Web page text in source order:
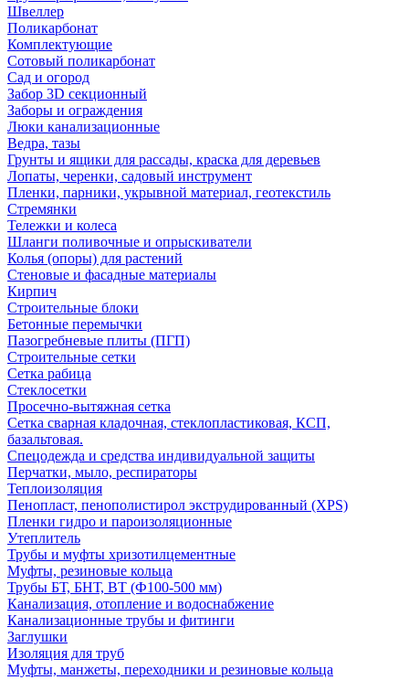
Швеллер
Поликарбонат
Комплектующие
Сотовый поликарбонат
Сад и огород
Забор 3D секционный
Заборы и ограждения
Люки канализационные
Ведра, тазы
Грунты и ящики для рассады, краска для деревьев
Лопаты, черенки, садовый инструмент
Пленки, парники, укрывной материал, геотекстиль
Стремянки
Тележки и колеса
Шланги поливочные и опрыскиватели
Колья (опоры) для растений
Стеновые и фасадные материалы
Кирпич
Строительные блоки
Бетонные перемычки
Пазогребневые плиты (ПГП)
Строительные сетки
Сетка рабица
Стеклосетки
Просечно-вытяжная сетка
Сетка сварная кладочная, стеклопластиковая, КСП,
базальтовая.
Спецодежда и средства индивидуальной защиты
Перчатки, мыло, респираторы
Теплоизоляция
Пенопласт, пенополистирол экструдированный (XPS)
Пленки гидро и пароизоляционные
Утеплитель
Трубы и муфты хризотилцементные
Муфты, резиновые кольца
Трубы БТ, БНТ, ВТ (Ф100-500 мм)
Канализация, отопление и водоснабжение
Канализационные трубы и фитинги
Заглушки
Изоляция для труб
Муфты, манжеты, переходники и резиновые кольца